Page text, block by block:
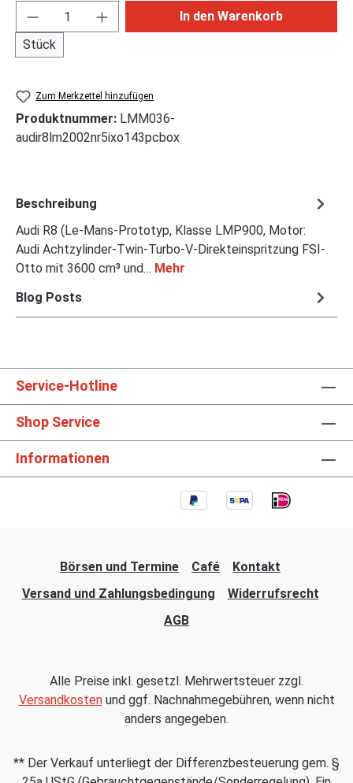
Produkt Anzahl: Gib den gewünschten
Stück
In den Warenkorb
Zum Merkzettel hinzufügen
Produktnummer: LMM036-
audir8lm2002nr5ixo143pcbox
Beschreibung
Audi R8 (Le-Mans-Prototyp, Klasse LMP900, Motor:
Audi Achtzylinder-Twin-Turbo-V-Direkteinspritzung FSI-
Otto mit 3600 cm³ und… Mehr
Blog Posts
Service-Hotline
Shop Service
Informationen
Börsen und Termine Café
Kontakt
Versand und Zahlungsbedingung
Widerrufsrecht
AGB
Alle Preise inkl. gesetzl. Mehrwertsteuer zzgl.
Versandkostenund ggf. Nachnahmegebühren, wenn nicht
anders angegeben.
** Der Verkauf unterliegt der Differenzbesteuerung gem. §